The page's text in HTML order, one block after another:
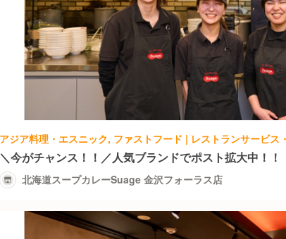
＼今がチャンス！！／人気ブランドでポスト拡大中！！
北海道スープカレーSuage 金沢フォーラス店